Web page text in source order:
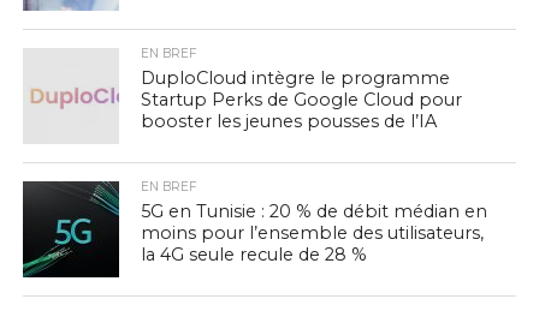
EN BREF
DuploCloud intègre le programme
Startup Perks de Google Cloud pour
booster les jeunes pousses de l’IA
EN BREF
5G en Tunisie : 20 % de débit médian en
moins pour l’ensemble des utilisateurs,
la 4G seule recule de 28 %